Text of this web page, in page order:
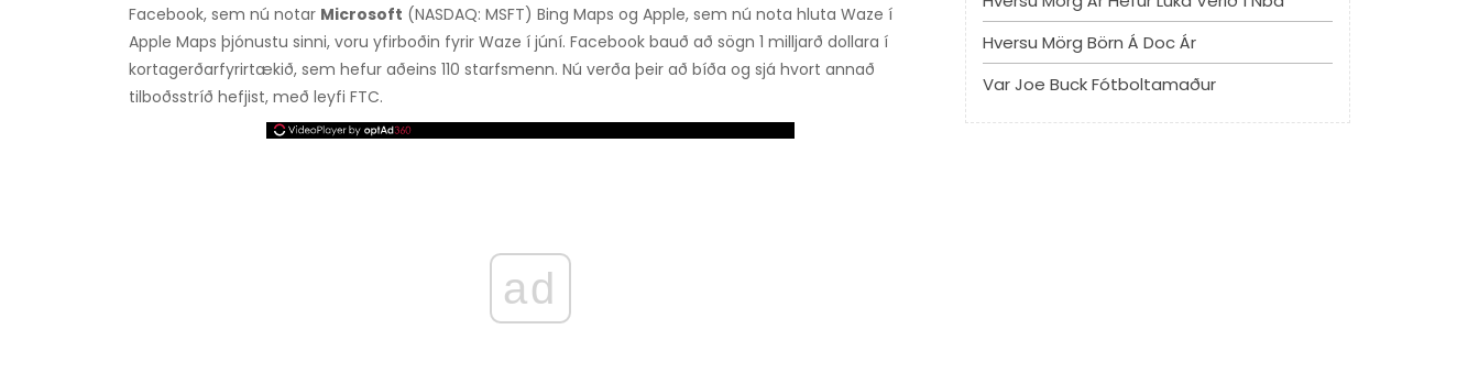
Facebook, sem nú notar Microsoft (NASDAQ: MSFT) Bing Maps og Apple, sem nú nota hluta Waze í
Apple Maps þjónustu sinni, voru yfirboðin fyrir Waze í júní. Facebook bauð að sögn 1 milljarð dollara í
kortagerðarfyrirtækið, sem hefur aðeins 110 starfsmenn. Nú verða þeir að bíða og sjá hvort annað
tilboðsstríð hefjist, með leyfi FTC.
ad
Hversu Mörg Börn Á Doc Ár
Var Joe Buck Fótboltamaður